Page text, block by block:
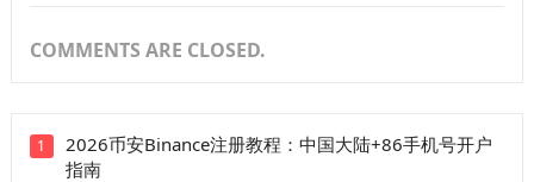
COMMENTS ARE CLOSED.
1
2026币安Binance注册教程：中国大陆+86手机号开户
指南